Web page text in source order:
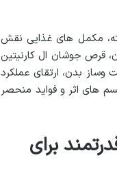
مکمل های غذایی نقش
قرص جوشان ال کارنیتین
وساز بدن، ارتقای عملکرد
های اثر و فواید منحصر
برای